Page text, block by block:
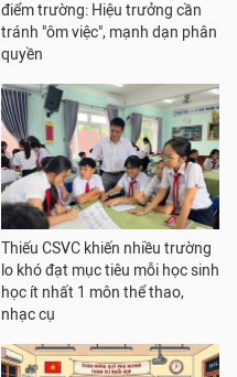
điểm trường: Hiệu trưởng cần
tránh "ôm việc", mạnh dạn phân
quyền
Thiếu CSVC khiến nhiều trường
lo khó đạt mục tiêu mỗi học sinh
học ít nhất 1 môn thể thao,
nhạc cụ